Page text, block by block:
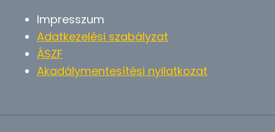
Impresszum
Adatkezelési szabályzat
ÁSZF
Akadálymentesítési nyilatkozat